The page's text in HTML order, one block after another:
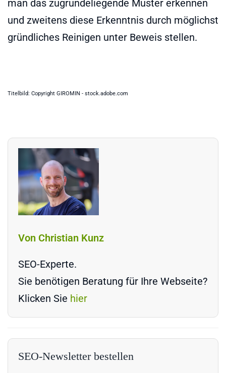
man das zugrundeliegende Muster erkennen
und zweitens diese Erkenntnis durch möglichst
gründliches Reinigen unter Beweis stellen.
Titelbild: Copyright GIROMIN - stock.adobe.com
Von Christian Kunz
SEO-Experte.
Sie benötigen Beratung für Ihre Webseite?
Klicken Sie hier
SEO-Newsletter bestellen